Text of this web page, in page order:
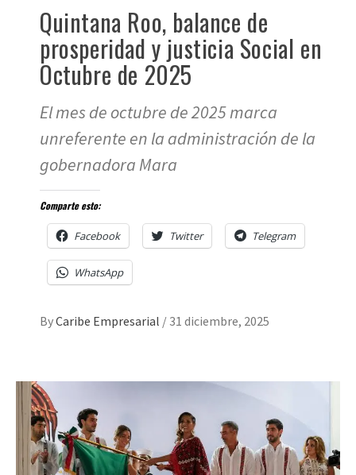
Quintana Roo, balance de
prosperidad y justicia Social en
Octubre de 2025
El mes de octubre de 2025 marca
unreferente en la administración de la
gobernadora Mara
Comparte esto:
Facebook Twitter Telegram
WhatsApp
ByCaribe Empresarial / 31 diciembre, 2025